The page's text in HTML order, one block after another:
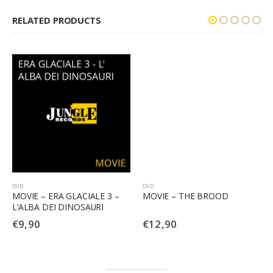
RELATED PRODUCTS
DVD
MOVIE – ERA GLACIALE 3 –
L’ALBA DEI DINOSAURI
€9,90
DVD
MOVIE – THE BROOD
€12,90